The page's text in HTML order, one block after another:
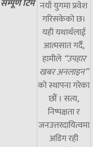
सम्पूर्ण टिम नयाँ युगमा प्रवेश
गरिसकेको छ।
यही यथार्थलाई
आत्मसात गर्दै,
हामीले “उपहार
खबर अनलाइन”
को स्थापना गरेका
छौं । सत्य,
निष्पक्षता र
जनउत्तरदायित्वमा
अडिग रही